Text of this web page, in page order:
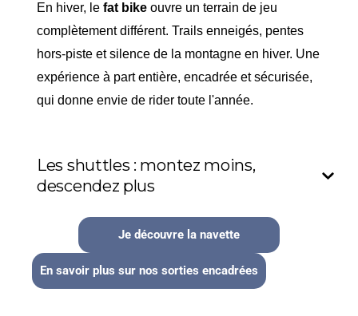
En hiver, le fat bike ouvre un terrain de jeu
complètement différent. Trails enneigés, pentes
hors-piste et silence de la montagne en hiver. Une
expérience à part entière, encadrée et sécurisée,
qui donne envie de rider toute l'année.
Les shuttles : montez moins,
descendez plus
Je découvre la navette
En savoir plus sur nos sorties encadrées